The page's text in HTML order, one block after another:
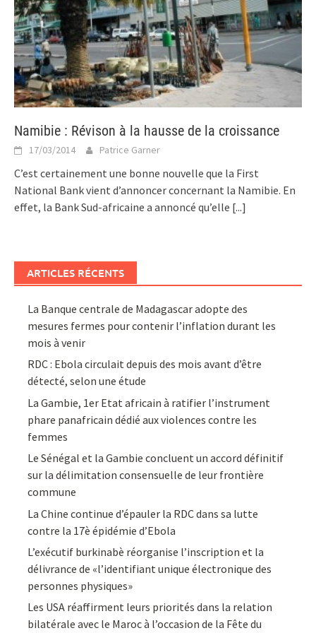
Namibie : Révison à la hausse de la croissance
17/03/2014 Patrice Garner
C’est certainement une bonne nouvelle que la First
National Bank vient d’annoncer concernant la Namibie. En
effet, la Bank Sud-africaine a annoncé qu’elle [...]
ARTICLES RÉCENTS
La Banque centrale de Madagascar adopte des
mesures fermes pour contenir l’inflation durant les
mois à venir
RDC : Ebola circulait depuis des mois avant d’être
détecté, selon une étude
La Gambie, 1er Etat africain à ratifier l’instrument
phare panafricain dédié aux violences contre les
femmes
Le Sénégal et la Gambie concluent un accord définitif
sur la délimitation consensuelle de leur frontière
commune
La Chine continue d’épauler la RDC dans sa lutte
contre la 17è épidémie d’Ebola
L’exécutif burkinabè réorganise l’inscription et la
délivrance de «l’identifiant unique électronique des
personnes physiques»
Les USA réaffirment leurs priorités dans la relation
bilatérale avec le Maroc à l’occasion de la Fête du